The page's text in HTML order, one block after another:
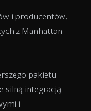
i producentów,
z Manhattan
pakietu
silną integracją
i